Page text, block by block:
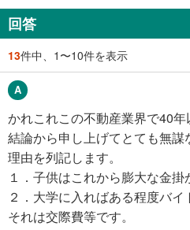
回答
13件中、1〜10件を表示
かれこれこの不動産業界で40年
結論から申し上げてとても無謀
理由を列記します。
１．子供はこれから膨大な金掛
２．大学に入ればある程度バ
それは交際費等です。